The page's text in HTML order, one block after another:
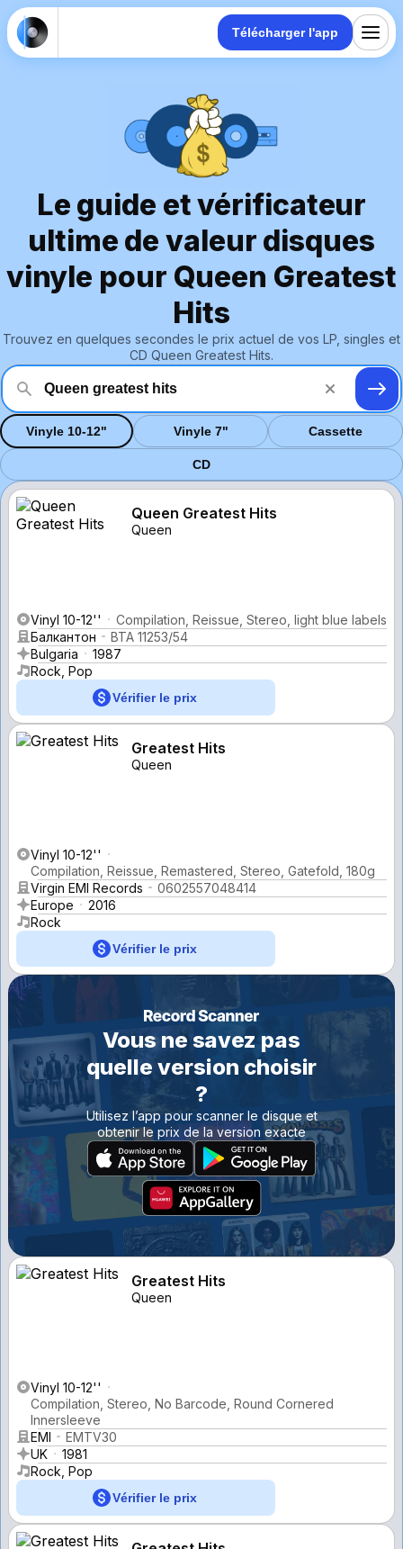
Télécharger l'app
Le guide et vérificateur
ultime de valeur disques
vinyle pour Queen Greatest
Hits
Trouvez en quelques secondes le prix actuel de vos LP, singles et
CD Queen Greatest Hits.
Vinyle 10-12" Vinyle 7" Cassette
CD
Queen Greatest Hits
Queen
Vinyl 10-12''
Compilation, Reissue, Stereo, light blue labels
Балкантон
ВТА 11253/54
Bulgaria
1987
Rock, Pop
Vérifier le prix
Greatest Hits
Queen
Vinyl 10-12''
Compilation, Reissue, Remastered, Stereo, Gatefold, 180g
Virgin EMI Records
0602557048414
Europe
2016
Rock
Vérifier le prix
Vous ne savez pas
quelle version choisir
?
Utilisez l’app pour scanner le disque et
obtenir le prix de la version exacte
Greatest Hits
Queen
Vinyl 10-12''
Compilation, Stereo, No Barcode, Round Cornered
Innersleeve
EMI
EMTV30
UK
1981
Rock, Pop
Vérifier le prix